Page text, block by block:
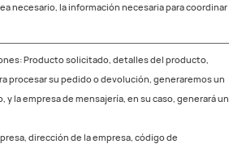
necesario, la información necesaria para coordinar
Producto solicitado, detalles del producto,
procesar su pedido o devolución, generaremos un
la empresa de mensajería, en su caso, generará un
dirección de la empresa, código de